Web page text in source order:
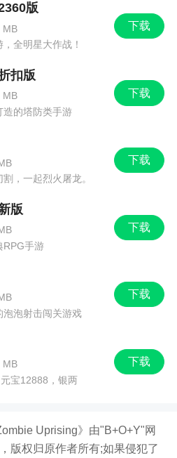
复部分功能异常问题
下载
版
MB
全明星大作战！
下载
扣版
MB
造的塔防类手游
下载
，一起烈火屠龙。
下载
版
RPG手游
下载
泡泡射击闯关游戏
下载
MB
元宝12888，银两
Uprising》由"B+O+Y"网
版权归原作者所有;如果侵犯了